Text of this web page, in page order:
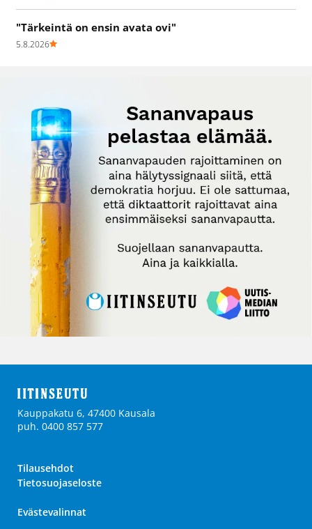
"Tärkeintä on ensin avata ovi"
5.8.2026
Kauppakatu 6, 47400 Kausala
puh. 0400 857 577
Tilausehdot
Tietosuojaseloste
Evästevalinnat